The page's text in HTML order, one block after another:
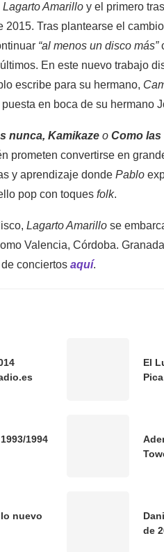
Lagarto Amarillo y el primero
Tras plantearse el
“al menos un disco más”
En este nuevo trabajo
escribe para su hermano,
en boca de su hermano
nunca, Kamikaze o Como las
prometen convertirse en
y aprendizaje donde Pablo
pop con toques folk.
Lagarto Amarillo se
Valencia, Córdoba.
conciertos aquí.
El
1994
nuevo
de